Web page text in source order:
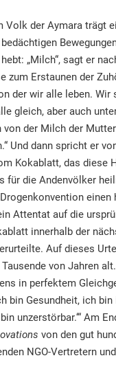
Volk der Aymara trägt
„Milch“, sagt er
zum Erstaunen der
der wir alle leben. Wir
gleich, aber auch
von der Milch der
Und dann spricht er
Kokablatt, das diese
für die Andenvölker
Attentat auf die
innerhalb der
Auf dieses
von Jahren
in perfektem
bin Gesundheit, ich
unzerstörbar.‘“ Am
von den gut
NGO-Vertretern